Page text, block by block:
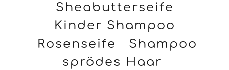
Sheabutterseife
Kinder Shampoo
Rosenseife
Shampoo
sprödes Haar